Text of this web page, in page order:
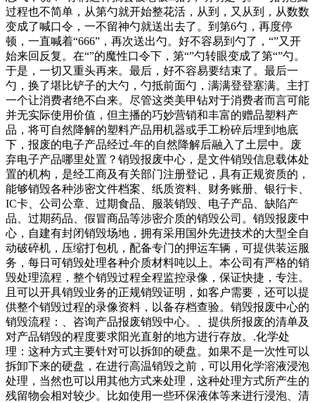
过程也不简单，从第勺就开始整花活，从到，又从到，从数数
变成了喊口令，一不留神勺就送出去了。到第6勺，再度停
顿，一直喊着“666”，再次送出勺。好不容易到勺了，“”又开
始来回反复。在“”的魔性口令下，第“”勺转眼变成了第“”勺。
于是，一切又重头再来。最后，好不容易要结束了。最后一
勺，换了堪比铲子的大勺，勺抵前面勺，满满登登塞满。主打
一个让消费者绝不白来。尽管这类美甲钻对于消费者而言可能
并无实际使用价值，但主播的巧妙营销和丰富的赠品塑料产
品，将可自然降解的塑料产品用机器或手工粉碎后埋到地底
下，报废的电子产品经过-年的自然降解后融入了土层中。废
弃电子产品哪里处置？销毁报废中心，是文件销毁信息载体处
置的机构，是经工商及有关部门注册登记，具有正规资质的，
能够销毁各种涉密文件档案、纸质资料、财务账册、银行卡、
IC卡、公司公章、过期食品、服装销毁、电子产品、缺陷产
品、过期药品、假冒商品等涉密介质的销毁公司。销毁报废中
心，自建有封闭销毁场地，拥有采用国外先进技术的大型全自
动破碎机，压缩打包机，配备专门的押运车辆，可提供装运服
务，每日可销毁处理各种介质材料吨以上。本公司有严格的销
毁处理流程，整个销毁过程全程监控录像，保证快捷，专注。
且可以开具销毁业务的正规销毁证明，如客户需要，还可以提
供整个销毁过程的录像资料，以备存档查验。销毁报废中心的
销毁流程：、咨询产品报废销毁中心。、提供所报废的清单及
对产品销毁的程度要求阳光直射的地方进行存放。.化学处
理：这种方式主要针对可以拆卸的硬盘。如果不是一次性可以
拆卸下来的硬盘，在进行高温销毁之前，可以用化学溶液浸泡
处理，当然也可以用其他方式来处理，这种处理方式所产生的
残留物会相对较少。比如使用一些环保液体等来进行浸泡、清